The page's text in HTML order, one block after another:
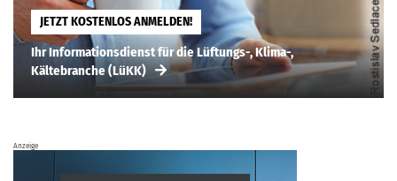
JETZT KOSTENLOS ANMELDEN!
Ihr Informationsdienst für die Lüftungs-, Klima-,
Kältebranche (LüKK)
Anzeige